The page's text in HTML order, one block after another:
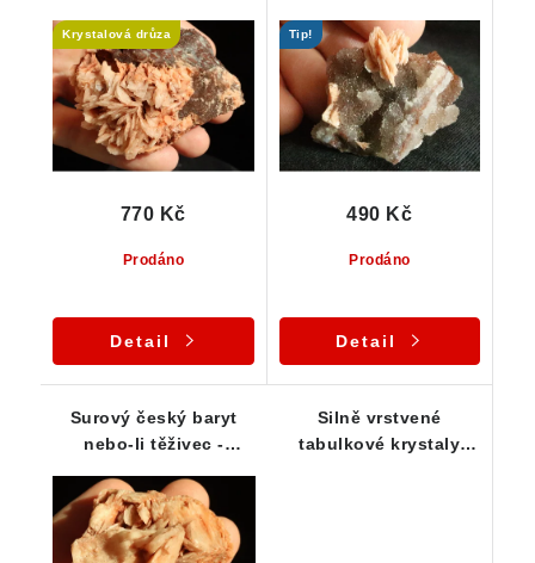
křemencem
Krystalová drůza
Prodáno
770 Kč
Detail
Tip!
Prodáno
490 Kč
Detail
Surový český baryt
nebo-li těživec -
Silně vrstvené
tabulkové krystaly